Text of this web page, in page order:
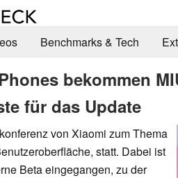
Benchmarks & Tech
bekommen
für das Update
von Xiaomi zum Thema
statt. Dabei ist
Beta eingegangen, zu der